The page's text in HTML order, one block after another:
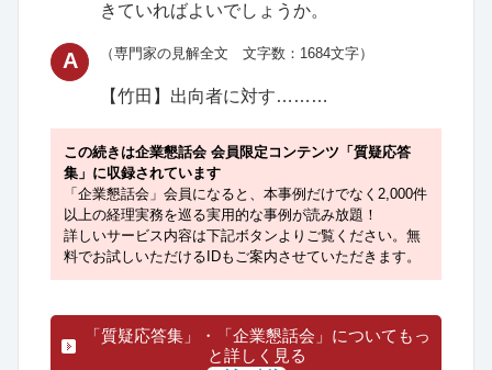
きていればよいでしょうか。
A （専門家の見解全文 文字数：1684文字）
【竹田】 出向者に対す………
この続きは企業懇話会 会員限定コンテンツ「質疑応答
集」に収録されています
「企業懇話会」会員になると、本事例だけでなく2,000件
以上の経理実務を巡る実用的な事例が読み放題！
詳しいサービス内容は下記ボタンよりご覧ください。無
料でお試しいただけるIDもご案内させていただきます。
「質疑応答集」・「企業懇話会」についてもっ
と詳しく見る